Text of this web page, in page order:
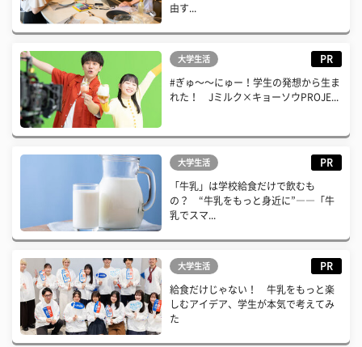
由す...
大学生活 PR
#ぎゅ〜〜にゅー！学生の発想から生ま
れた！ Jミルク×キョーソウPROJE...
大学生活 PR
「牛乳」は学校給食だけで飲むも
の？ “牛乳をもっと身近に”――「牛
乳でスマ...
大学生活 PR
給食だけじゃない！ 牛乳をもっと楽
しむアイデア、学生が本気で考えてみ
た